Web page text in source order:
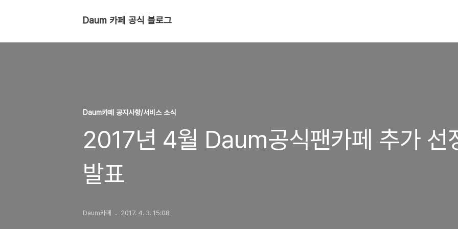
Daum 카페 공식 블로그
Daum카페 공지사항/서비스 소식
2017년 4월 Daum공식팬카페 추가 선
발표
Daum카페 2017. 4. 3. 15:08